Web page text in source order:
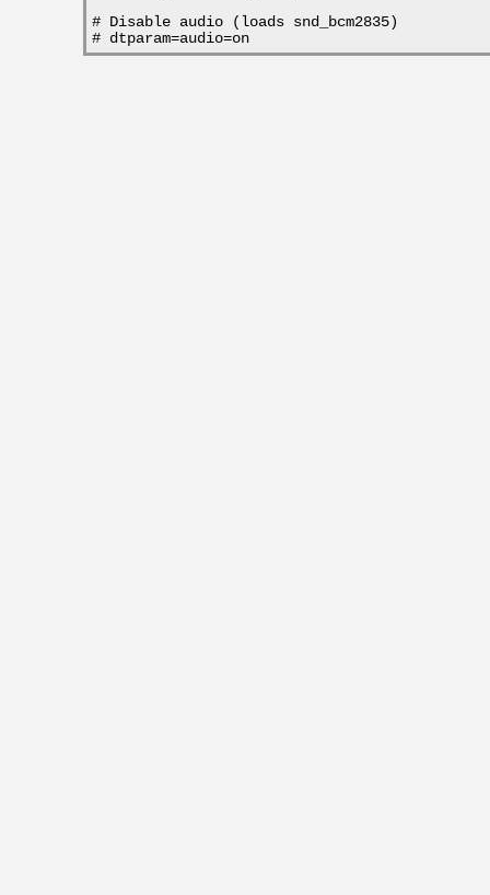
# Disable audio (loads snd_bcm2835)
# dtparam=audio=on